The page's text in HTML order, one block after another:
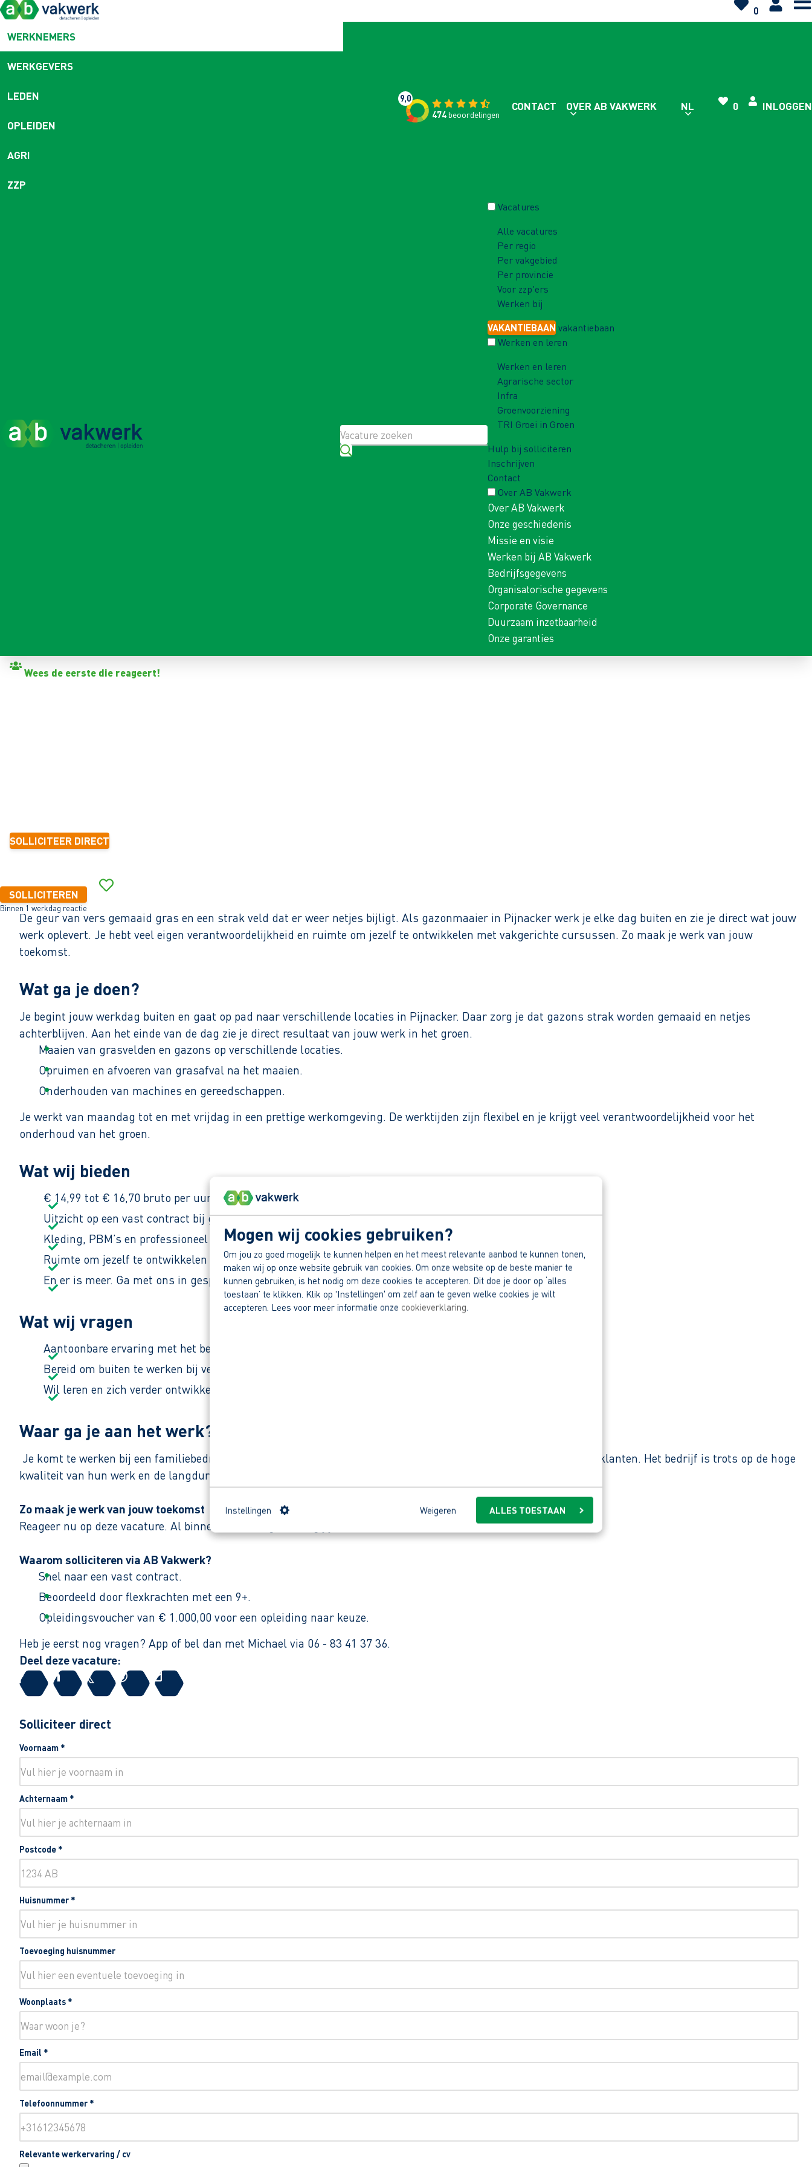
Mogen wij cookies gebruiken?
Om jou zo goed mogelijk te kunnen helpen en het meest relevante aanbod te kunnen tonen,
maken wij op onze website gebruik van cookies. Om onze website op de beste manier te
kunnen gebruiken, is het nodig om deze cookies te accepteren. Dit doe je door op ‘alles
toestaan’ te klikken. Klik op 'Instellingen' om zelf aan te geven welke cookies je wilt
accepteren. Lees voor meer informatie onze cookieverklaring.
Instellingen Weigeren ALLES TOESTAAN
0
WERKNEMERS
WERKGEVERS
LEDEN
OPLEIDEN
AGRI
ZZP
9,0
474beoordelingen
CONTACT OVER AB VAKWERK NL 0 INLOGGEN
Vacatures
Alle vacatures
Per regio
Per vakgebied
Per provincie
Voor zzp'ers
Werken bij
VAKANTIEBAAN vakantiebaan
Werken en leren
Werken en leren
Agrarische sector
Infra
Groenvoorziening
TRI Groei in Groen
Hulp bij solliciteren
Inschrijven
Contact
Over AB Vakwerk
Over AB Vakwerk
Onze geschiedenis
Missie en visie
Werken bij AB Vakwerk
Bedrijfsgegevens
Organisatorische gegevens
Corporate Governance
Duurzaam inzetbaarheid
Onze garanties
Wees de eerste die reageert!
SOLLICITEER DIRECT
SOLLICITEREN
Binnen 1 werkdag reactie
De geur van vers gemaaid gras en een strak veld dat er weer netjes bijligt. Als gazonmaaier in Pijnacker werk je elke dag buiten en zie je direct wat jouw
werk oplevert. Je hebt veel eigen verantwoordelijkheid en ruimte om jezelf te ontwikkelen met vakgerichte cursussen. Zo maak je werk van jouw
toekomst.
Wat ga je doen?
Je begint jouw werkdag buiten en gaat op pad naar verschillende locaties in Pijnacker. Daar zorg je dat gazons strak worden gemaaid en netjes
achterblijven. Aan het einde van de dag zie je direct resultaat van jouw werk in het groen.
Maaien van grasvelden en gazons op verschillende locaties.
Opruimen en afvoeren van grasafval na het maaien.
Onderhouden van machines en gereedschappen.
Je werkt van maandag tot en met vrijdag in een prettige werkomgeving. De werktijden zijn flexibel en je krijgt veel verantwoordelijkheid voor het
onderhoud van het groen.
Wat wij bieden
€ 14,99 tot € 16,70 bruto per uur, afhankelijk van ervaring.
Uitzicht op een vast contract bij goed functioneren.
Kleding, PBM’s en professioneel gereedschap.
Ruimte om jezelf te ontwikkelen met vakgerichte cursussen.
En er is meer. Ga met ons in gesprek en ontdek jouw voordelen.
Wat wij vragen
Aantoonbare ervaring met het bedienen van een gazonmaaier.
Bereid om buiten te werken bij verschillende weersomstandigheden.
Wil leren en zich verder ontwikkelen in het vak.
Waar ga je aan het werk?
Je komt te werken bij een familiebedrijf dat zich richt op het groenonderhoud van zowel particuliere als zakelijke klanten. Het bedrijf is trots op de hoge
kwaliteit van hun werk en de langdurige relaties met klanten.
Zo maak je werk van jouw toekomst
Reageer nu op deze vacature. Al binnen 1 werkdag ontvang jij onze reactie.
Waarom solliciteren via AB Vakwerk?
Snel naar een vast contract.
Beoordeeld door flexkrachten met een 9+.
Opleidingsvoucher van € 1.000,00 voor een opleiding naar keuze.
Heb je eerst nog vragen? App of bel dan met Michael via 06 - 83 41 37 36.
Deel deze vacature:
Solliciteer direct
Voornaam *
Achternaam *
Postcode *
Huisnummer *
Toevoeging huisnummer
Woonplaats *
Email *
Telefoonnummer *
Relevante werkervaring / cv